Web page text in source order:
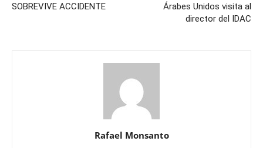
SOBREVIVE ACCIDENTE
Árabes Unidos visita al
director del IDAC
Rafael Monsanto